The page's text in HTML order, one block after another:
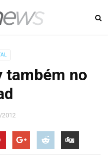
também no
2012